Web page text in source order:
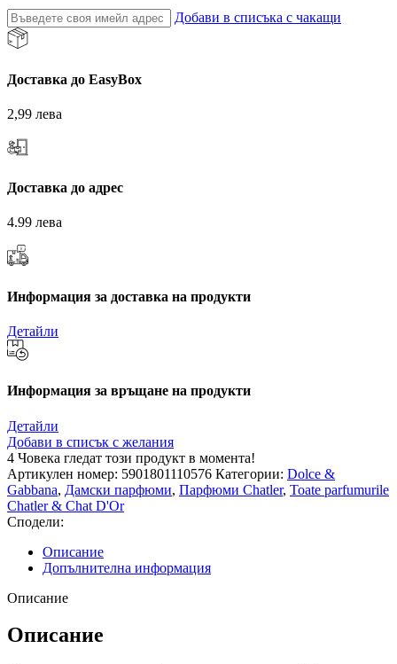
Добави в списъка с чакащи
Доставка до EasyBox
2,99 лева
Доставка до адрес
4.99 лева
Информация за доставка на продукти
Детайли
Информация за връщане на продукти
Детайли
Добави в списък с желания
4 Човека гледат този продукт в момента!
Артикулен номер: 5901801110576 Категории: Dolce &
Gabbana, Дамски парфюми, Парфюми Chatler, Toate parfumurile
Chatler & Chat D'Or
Сподели:
Описание
Допълнителна информация
Описание
Описание